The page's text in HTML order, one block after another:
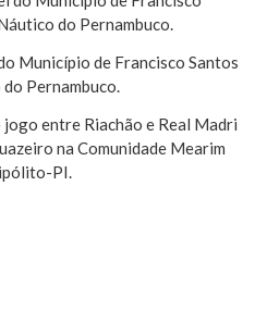
do Pernambuco.
Município de Francisco Santos
Pernambuco.
entre Riachão e Real Madri
na Comunidade Mearim
PI.